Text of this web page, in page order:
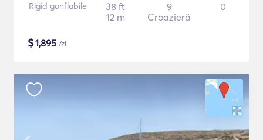
Rigid gonflabile
38 ft
12 m
9
Croazieră
0
$1,895 /zi